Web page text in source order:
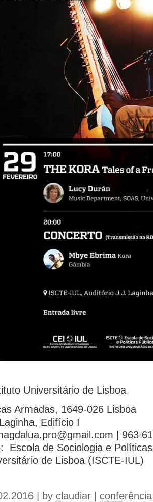
Universitário de Lisboa
Armadas, 1649-026 Lisboa
Edifício I
| 963
Escola de Sociologia e
de Lisboa (ISCTE-IUL)
| by claudiar conferência